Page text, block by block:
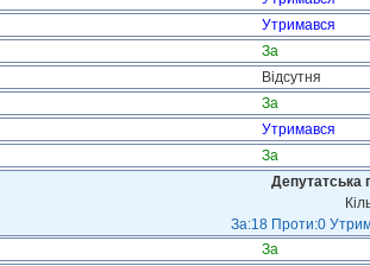
Утримався
За
Відсутня
За
Утримався
За
Депутатська
За:18 Проти:0
За